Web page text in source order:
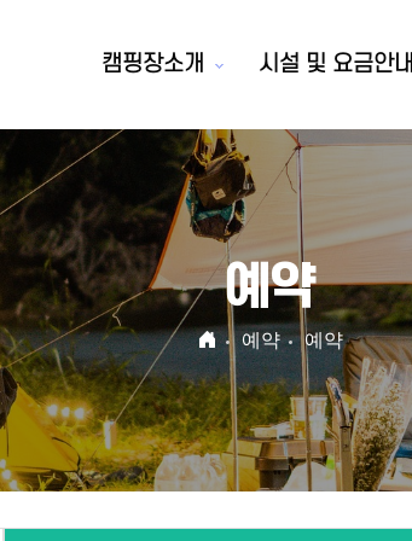
캠핑장소개 시설 및 요금안내
예약
예약 예약